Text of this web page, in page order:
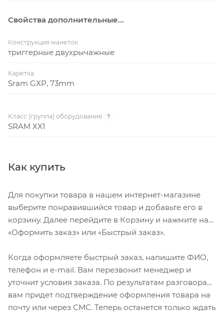
Свойства дополнительные...
Конструкция манеток
триггерные двухрычажные
Каретка
Sram GXP, 73mm
Класс (группа) оборудования ?
SRAM XX1
Как купить
Для покупки товара в нашем интернет-магазине
выберите понравившийся товар и добавьте его в
корзину. Далее перейдите в Корзину и нажмите на
«Оформить заказ» или «Быстрый заказ».
Когда оформляете быстрый заказ, напишите ФИО,
телефон и e-mail. Вам перезвонит менеджер и
уточнит условия заказа. По результатам разговора
вам придет подтверждение оформления товара на
почту или через СМС. Теперь останется только ждать